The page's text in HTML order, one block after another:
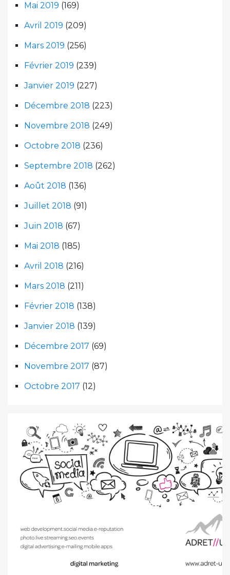
Mai 2019 (169)
Avril 2019 (209)
Mars 2019 (256)
Février 2019 (239)
Janvier 2019 (227)
Décembre 2018 (223)
Novembre 2018 (249)
Octobre 2018 (236)
Septembre 2018 (262)
Août 2018 (136)
Juillet 2018 (91)
Juin 2018 (67)
Mai 2018 (185)
Avril 2018 (216)
Mars 2018 (211)
Février 2018 (138)
Janvier 2018 (139)
Décembre 2017 (69)
Novembre 2017 (87)
Octobre 2017 (12)